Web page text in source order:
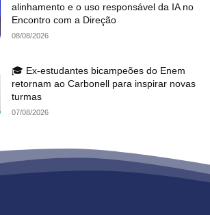
alinhamento e o uso responsável da IA no
Encontro com a Direção
08/08/2026
🎓 Ex-estudantes bicampeões do Enem
retornam ao Carbonell para inspirar novas
turmas
07/08/2026